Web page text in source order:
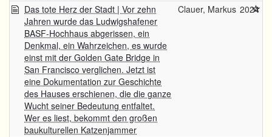
Das tote Herz der Stadt | Vor zehn
Jahren wurde das Ludwigshafener
BASF-Hochhaus abgerissen, ein
Denkmal, ein Wahrzeichen, es wurde
einst mit der Golden Gate Bridge in
San Francisco verglichen. Jetzt ist
eine Dokumentation zur Geschichte
des Hauses erschienen, die die ganze
Wucht seiner Bedeutung entfaltet.
Wer es liest, bekommt den großen
baukulturellen Katzenjammer
Clauer, Markus 2024